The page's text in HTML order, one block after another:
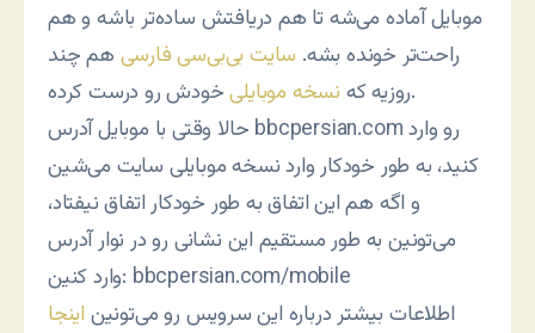
موبایل آماده می‌شه تا هم دریافتش ساده‌تر باشه و هم
راحت‌تر خونده بشه. سایت بی‌بی‌سی فارسی هم چند
روزیه که نسخه موبایلی
خودش رو درست کرده.
حالا وقتی با موبایل آدرس bbcpersian.com رو وارد
کنید، به طور خودکار وارد نسخه موبایلی سایت می‌شین
و اگه هم این اتفاق به طور خودکار اتفاق نیفتاد،
می‌تونین به طور مستقیم این نشانی رو در نوار آدرس
وارد کنین: bbcpersian.com/mobile
اطلاعات بیشتر درباره این سرویس رو می‌تونین اینجا